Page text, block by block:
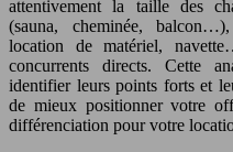
attentivement la taille des
(sauna, cheminée,
location de matériel,
concurrents directs. Cette
identifier leurs points forts et
de mieux positionner votre
différenciation pour votre